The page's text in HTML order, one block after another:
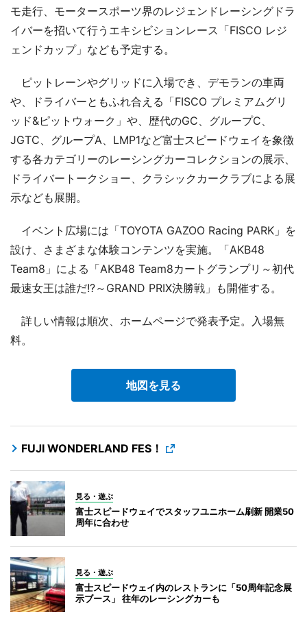
モ走行、モータースポーツ界のレジェンドレーシングドラ
イバーを招いて行うエキシビションレース「FISCO レジ
ェンドカップ」なども予定する。
ピットレーンやグリッドに入場でき、デモランの車両
や、ドライバーともふれ合える「FISCO プレミアムグリ
ッド&ピットウォーク」や、歴代のGC、グループC、
JGTC、グループA、LMP1など富士スピードウェイを象徴
する各カテゴリーのレーシングカーコレクションの展示、
ドライバートークショー、クラシックカークラブによる展
示なども展開。
イベント広場には「TOYOTA GAZOO Racing PARK」を
設け、さまざまな体験コンテンツを実施。「AKB48
Team8」による「AKB48 Team8カートグランプリ～初代
最速女王は誰だ!?～GRAND PRIX決勝戦」も開催する。
詳しい情報は順次、ホームページで発表予定。入場無
料。
地図を見る
FUJI WONDERLAND FES！
見る・遊ぶ
富士スピードウェイでスタッフユニホーム刷新 開業50
周年に合わせ
見る・遊ぶ
富士スピードウェイ内のレストランに「50周年記念展
示ブース」 往年のレーシングカーも